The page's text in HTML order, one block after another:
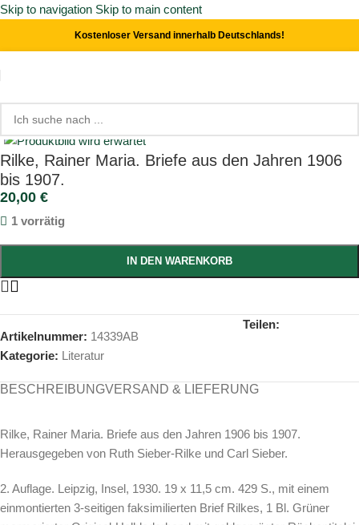
Skip to navigation Skip to main content
Kostenloser Versand innerhalb Deutschlands!
Start/ Literatur
Click to enlarge
Rilke, Rainer Maria. Briefe aus den Jahren 1906
bis 1907.
20,00 €
1 vorrätig
IN DEN WARENKORB
Artikelnummer: 14339AB
Kategorie: Literatur
Teilen:
BESCHREIBUNGVERSAND & LIEFERUNG
Rilke, Rainer Maria. Briefe aus den Jahren 1906 bis 1907.
Herausgegeben von Ruth Sieber-Rilke und Carl Sieber.
2. Auflage. Leipzig, Insel, 1930. 19 x 11,5 cm. 429 S., mit einem
einmontierten 3-seitigen faksimilierten Brief Rilkes, 1 Bl. Grüner